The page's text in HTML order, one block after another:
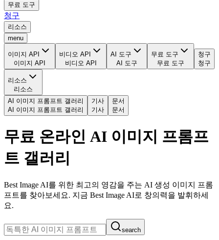
무료 도구
청구
리소스
menu
이미지 API
이미지 API
비디오 API
비디오 API
AI 도구
AI 도구
무료 도구
무료 도구
청구
청구
리소스
리소스
AI 이미지 프롬프트 갤러리
AI 이미지 프롬프트 갤러리
기사
기사
문서
문서
무료 온라인 AI 이미지 프롬프
트 갤러리
Best Image AI를 위한 최고의 영감을 주는 AI 생성 이미지 프롬
프트를 찾아보세요. 지금 Best Image AI로 창의력을 발휘하세
요.
search